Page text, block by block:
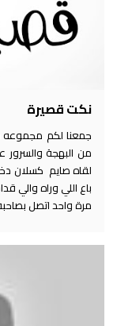
نكت قصيرة
جمعنا لكم مجموعه
من البهجة
لقاه صايم كسلان
باع اللي وراه والي
مرة واحد اتصل